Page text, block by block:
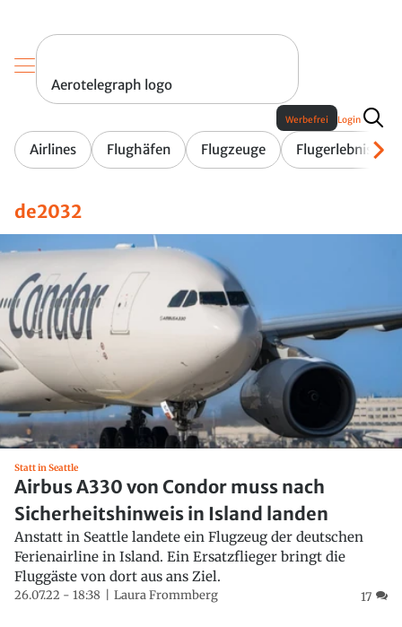
Aerotelegraph logo
Airlines Flughäfen Flugzeuge Flugerlebnis
Werbefrei Login
de2032
Statt in Seattle
Airbus A330 von Condor muss nach
Sicherheitshinweis in Island landen
Anstatt in Seattle landete ein Flugzeug der deutschen
Ferienairline in Island. Ein Ersatzflieger bringt die
Fluggäste von dort aus ans Ziel.
26.07.22 - 18:38 Laura Frommberg 17